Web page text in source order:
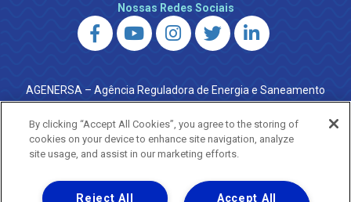
Nossas Redes Sociais
AGENERSA – Agência Reguladora de Energia e Saneamento
do Estado do Rio de Janeiro
0800 024 9040 · (21) 2332-6457 (WhatsApp) ·
ouvidoria@agenersa.rj.gov.br/ouvidoria.agenersa@gmail.com
·http://www.agenersa.rj.gov.br
By clicking “Accept All Cookies”, you agree to the storing of
cookies on your device to enhance site navigation, analyze
site usage, and assist in our marketing efforts.
Accept All
Reject All